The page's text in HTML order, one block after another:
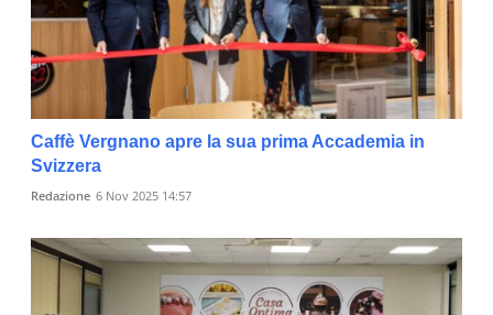
Caffè Vergnano apre la sua prima Accademia in
Svizzera
Redazione 6 Nov 2025 14:57